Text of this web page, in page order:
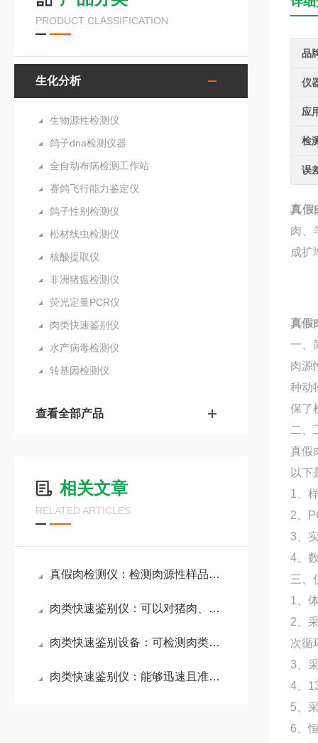
PRODUCT CLASSIFICATION
生化分析
生物源性检测仪
鸽子dna检测仪器
全自动布病检测工作站
赛鸽飞行能力鉴定仪
鸽子性别检测仪
松材线虫检测仪
核酸提取仪
非洲猪瘟检测仪
荧光定量PCR仪
肉类快速鉴别仪
水产病毒检测仪
转基因检测仪
查看全部产品
相关文章
RELATED ARTICLES
真假肉检测仪：检测肉源性样品中的DNA成分，确保所食用的肉类真实可靠
肉类快速鉴别仪：可以对猪肉、牛肉、羊肉、鸡肉等各种动物源性成分进行检测
肉类快速鉴别设备：可检测肉类中是否掺杂了其他动物的肉，实现物种精准识别
肉类快速鉴别仪：能够迅速且准确地判断肉类种类，有效识别真假肉类
品
仪
应
检
误
真假
肉、
成扩
真假
一、
肉源
种动
保了
二、
真假
以下
1、
2、
3、
4、
三、
1、
2、
次循
3、
4、
5、
6、